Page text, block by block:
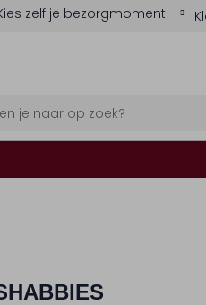
zelf je bezorgmoment